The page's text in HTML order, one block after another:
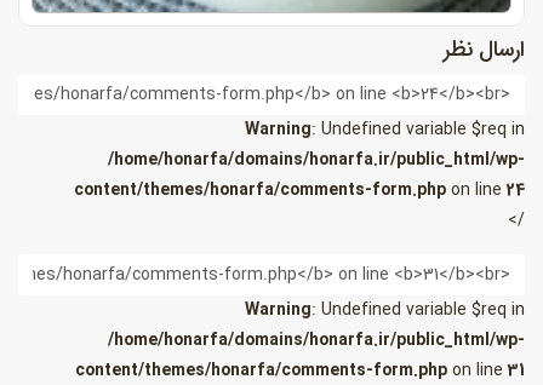
ارسال نظر
Warning: Undefined variable $req in
/home/honarfa/domains/honarfa.ir/public_html/wp-
content/themes/honarfa/comments-form.phpon line24
/>
ایمیل
Warning: Undefined variable $req in
/home/honarfa/domains/honarfa.ir/public_html/wp-
content/themes/honarfa/comments-form.phpon line31